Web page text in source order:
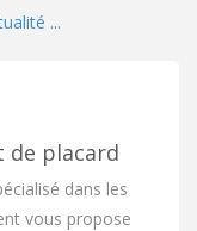
...
de placard
dans les
vous propose